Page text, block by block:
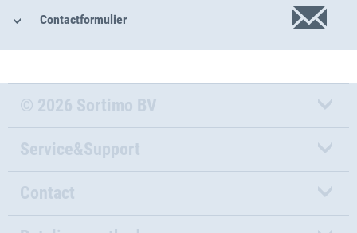
Contactformulier
© 2026 Sortimo BV
Service&Support
Contact